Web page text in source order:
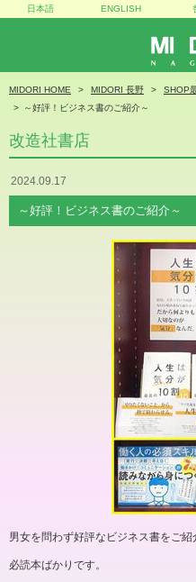
日本語 ENGLISH
MIDORI HOME MIDORI 長野 SHOP
～好評！ビジネス書のご紹介～
改造社書店
2024.09.17
～好評！ビジネス書のご紹介～
男女を問わず好評なビジネス書をご紹
必読本ばかりです。